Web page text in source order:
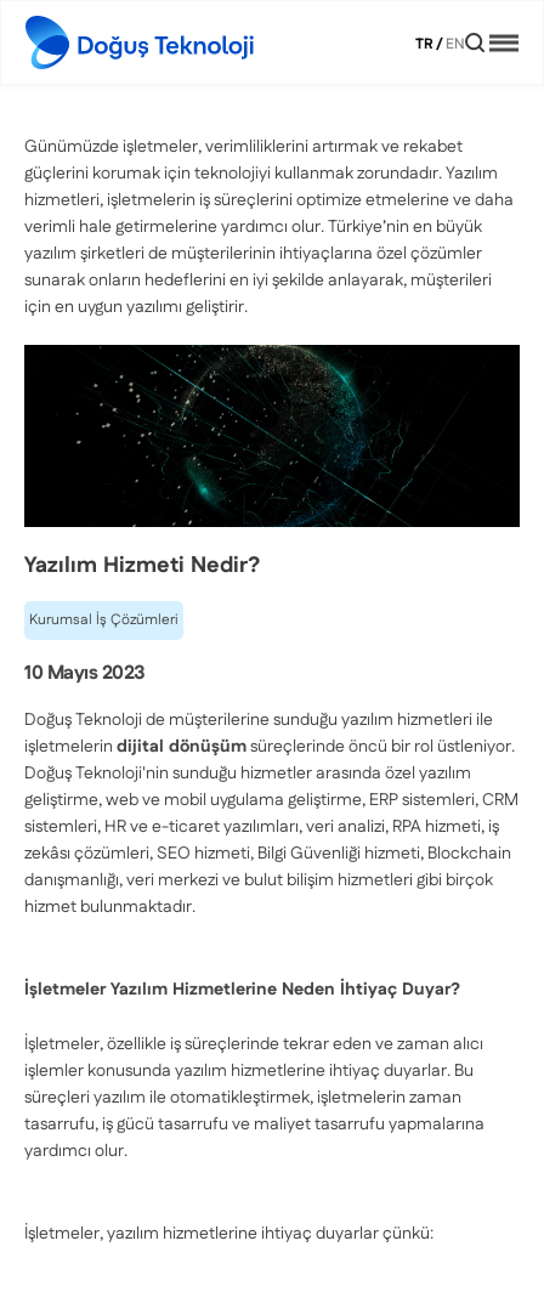
TR/EN
Günümüzde işletmeler, verimliliklerini artırmak ve rekabet
güçlerini korumak için teknolojiyi kullanmak zorundadır. Yazılım
hizmetleri, işletmelerin iş süreçlerini optimize etmelerine ve daha
verimli hale getirmelerine yardımcı olur. Türkiye’nin en büyük
yazılım şirketleri de müşterilerinin ihtiyaçlarına özel çözümler
sunarak onların hedeflerini en iyi şekilde anlayarak, müşterileri
için en uygun yazılımı geliştirir.
Yazılım Hizmeti Nedir?
Kurumsal İş Çözümleri
10 Mayıs 2023
Doğuş Teknoloji de müşterilerine sunduğu yazılım hizmetleri ile
işletmelerin dijital dönüşümsüreçlerinde öncü bir rol üstleniyor.
Doğuş Teknoloji'nin sunduğu hizmetler arasında özel yazılım
geliştirme, web ve mobil uygulama geliştirme, ERP sistemleri, CRM
sistemleri, HR ve e-ticaret yazılımları, veri analizi, RPA hizmeti, iş
zekâsı çözümleri, SEO hizmeti, Bilgi Güvenliği hizmeti, Blockchain
danışmanlığı, veri merkezi ve bulut bilişim hizmetleri gibi birçok
hizmet bulunmaktadır.
İşletmeler Yazılım Hizmetlerine Neden İhtiyaç Duyar?
İşletmeler, özellikle iş süreçlerinde tekrar eden ve zaman alıcı
işlemler konusunda yazılım hizmetlerine ihtiyaç duyarlar. Bu
süreçleri yazılım ile otomatikleştirmek, işletmelerin zaman
tasarrufu, iş gücü tasarrufu ve maliyet tasarrufu yapmalarına
yardımcı olur.
İşletmeler, yazılım hizmetlerine ihtiyaç duyarlar çünkü: